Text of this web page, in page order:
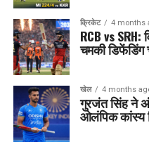
क्रिकेट 4 months
RCB vs SRH:
चमकी
खेल 4 months
गुरजंत सिंह ने
ओलंपिक कांस्य